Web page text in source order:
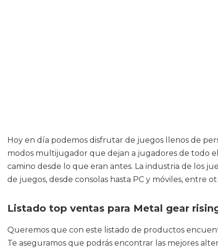
Hoy en día podemos disfrutar de juegos llenos de
modos multijugador que dejan a jugadores de todo
camino desde lo que eran antes. La industria de los
de juegos, desde consolas hasta PC y móviles, entre
Listado top ventas para Metal gear
Queremos que con este listado de productos
Te aseguramos que podrás encontrar las mejores